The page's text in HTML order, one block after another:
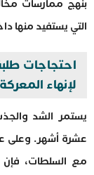
بنهج ممارسات
التي يستفيد منها
احتجاجات
لإنهاء
يستمر الشد
عشرة أشهر. وعلى
مع السلطات، فإن